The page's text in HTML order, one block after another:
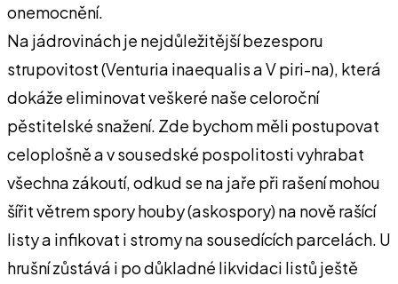
onemocnění.
Na jádrovinách je nejdůležitější bezesporu
strupovitost (Venturia inaequalis a V piri-na), která
dokáže eliminovat veškeré naše celoroční
pěstitelské snažení. Zde bychom měli postupovat
celoplošně a v sousedské pospolitosti vyhrabat
všechna zákoutí, odkud se na jaře při rašení mohou
šířit větrem spory houby (askospory) na nově rašící
listy a infikovat i stromy na sousedících parcelách. U
hrušní zůstává i po důkladné likvidaci listů ještě